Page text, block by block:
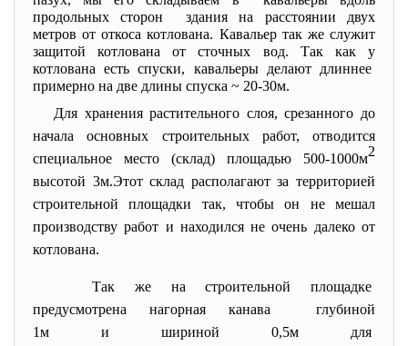
продольных сторон здания на расстоянии двух
метров от откоса котлована. Кавальер так же служит
защитой котлована от сточных вод. Так как у
котлована есть спуски, кавальеры делают длиннее
примерно на две длины спуска ~ 20-30м.
Для хранения растительного слоя, срезанного до
начала основных строительных работ, отводится
специальное место (склад) площадью 500-1000м2
высотой 3м.Этот склад располагают за территорией
строительной площадки так, чтобы он не мешал
производству работ и находился не очень далеко от
котлована.
Так же на строительной площадке
предусмотрена нагорная канава глубиной
1м и шириной 0,5м для